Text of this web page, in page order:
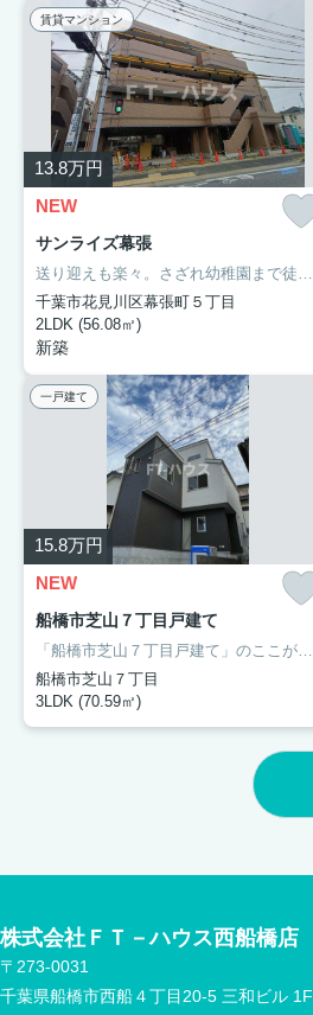
賃貸マンション
13.8万円
NEW
サンライズ幕張
送り迎えも楽々。さざれ幼稚園まで徒歩3分です。共用部には宅配ボックスが備え付けられているため、忙しくて在宅時間が少なくても荷物を受け取れます。2つの調理を同時に進行できて料理の効率を上げられる、2口コンロが付いています。総武線幕張近くでなら、交通面で不自由のない暮らしができるでしょう。まずはＦＴーハウスにお問い合わせください。
千葉市花見川区幕張町５丁目
2LDK (56.08㎡)
新築
一戸建て
15.8万円
NEW
船橋市芝山７丁目戸建て
「船橋市芝山７丁目戸建て」のここがイチオシ。芝山東緑地まで87mです。設備が充実してうれしい、築浅物件です。安心して依頼できるＦＴーハウスに、戸建ての事など、何でもお尋ねください。また、賃貸を探している方には船橋市がおすすめです。電車をよく利用されるなら東葉高速鉄道飯山満近くが便利です。
船橋市芝山７丁目
3LDK (70.59㎡)
株式会社ＦＴ－ハウス西船橋店
〒273-0031
千葉県船橋市西船４丁目20-5 三和ビル 1F